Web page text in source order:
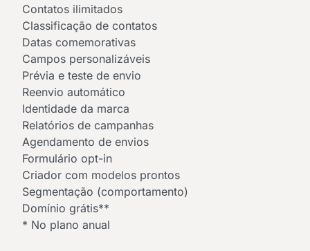
Contatos ilimitados
Classificação de contatos
Datas comemorativas
Campos personalizáveis
Prévia e teste de envio
Reenvio automático
Identidade da marca
Relatórios de campanhas
Agendamento de envios
Formulário opt-in
Criador com modelos prontos
Segmentação (comportamento)
Domínio grátis**
* No plano anual